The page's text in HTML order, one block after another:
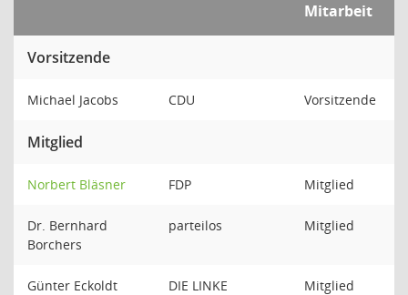
Mitarbeit
Vorsitzende
Michael Jacobs CDU Vorsitzende
Mitglied
Norbert Bläsner FDP Mitglied
Dr. Bernhard
Borchers
parteilos Mitglied
Günter Eckoldt DIE LINKE Mitglied